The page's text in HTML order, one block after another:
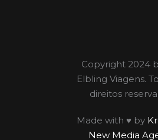
Copyright 2024
Elbling Viagens.
direitos
Made with ♥ by
New Media